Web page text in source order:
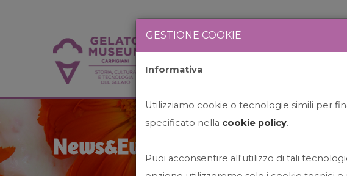
News&Events
GESTIONE COOKIE
Informativa
Utilizziamo cookie o tecnologie simili per
specificato nella cookie policy.
Puoi acconsentire all'utilizzo di tali